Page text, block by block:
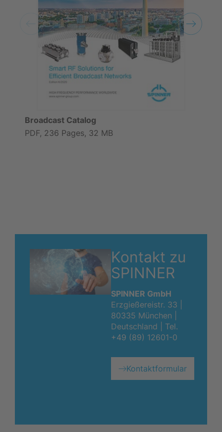
Broadcast Catalog
PDF, 236 Pages, 32 MB
Kontakt zu
SPINNER
SPINNER GmbH
Erzgießereistr. 33 |
80335 München |
Deutschland | Tel.
+49 (89) 12601-0
Kontaktformular